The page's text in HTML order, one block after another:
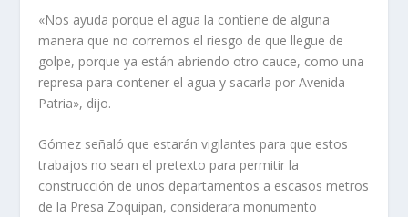
«Nos ayuda porque el agua la contiene de alguna
manera que no corremos el riesgo de que llegue de
golpe, porque ya están abriendo otro cauce, como una
represa para contener el agua y sacarla por Avenida
Patria», dijo.
Gómez señaló que estarán vigilantes para que estos
trabajos no sean el pretexto para permitir la
construcción de unos departamentos a escasos metros
de la Presa Zoquipan, considerara monumento